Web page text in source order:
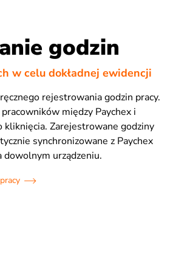
godzin
w celu dokładnej ewidencji
rejestrowania godzin pracy.
między Paychex i
kliknięcia. Zarejestrowane godziny
synchronizowane z Paychex
urządzeniu.